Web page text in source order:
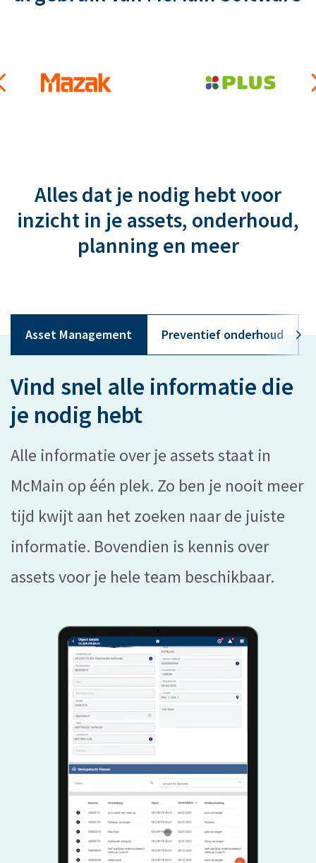
Alles dat je nodig hebt voor
inzicht in je assets, onderhoud,
planning en meer
Asset Management Preventief onderhoud
Vind snel alle informatie die
je nodig hebt
Alle informatie over je assets staat in
McMain op één plek. Zo ben je nooit meer
tijd kwijt aan het zoeken naar de juiste
informatie. Bovendien is kennis over
assets voor je hele team beschikbaar.